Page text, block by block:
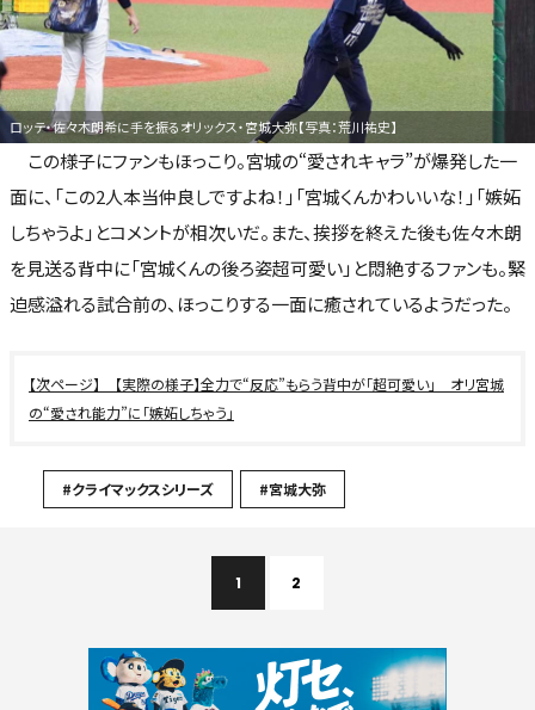
ロッテ・佐々木朗希に手を振るオリックス・宮城大弥【写真：荒川祐史】
この様子にファンもほっこり。宮城の“愛されキャラ”が爆発した一
面に、「この2人本当仲良しですよね！」「宮城くんかわいいな！」「嫉妬
しちゃうよ」とコメントが相次いだ。また、挨拶を終えた後も佐々木朗
を見送る背中に「宮城くんの後ろ姿超可愛い」と悶絶するファンも。緊
迫感溢れる試合前の、ほっこりする一面に癒されているようだった。
【実際の様子】全力で“反応”もらう背中が「超可愛い」 オリ宮城
の“愛され能力”に「嫉妬しちゃう」
#クライマックスシリーズ #宮城大弥
1 2